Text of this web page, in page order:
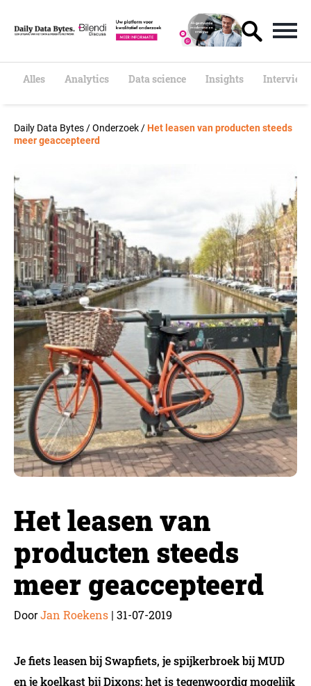
t
Alles Analytics Data science Insights
Daily Data Bytes /Onderzoek /Het leasen van producten steeds
meer geaccepteerd
Het leasen van
producten steeds
meer geaccepteerd
DoorJan Roekens | 31-07-2019
Je fiets leasen bij Swapfiets, je spijkerbroek bij MUD
en je koelkast bij Dixons: het is tegenwoordig mogelijk